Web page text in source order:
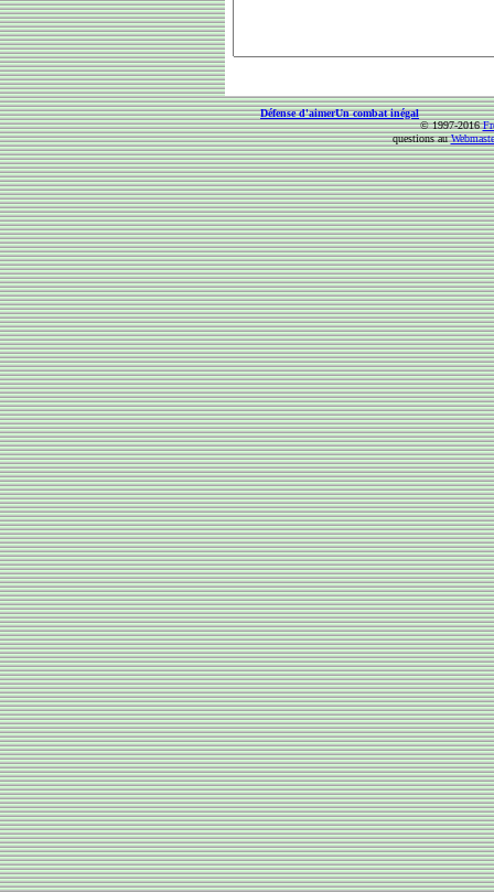
Défense d'aimerUn combat inégal
© 1997-2016
questions au